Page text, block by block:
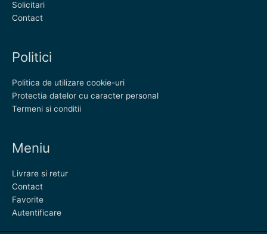
Solicitari
Contact
Politici
Politica de utilizare cookie-uri
Protectia datelor cu caracter personal
Termeni si conditii
Meniu
Livrare si retur
Contact
Favorite
Autentificare